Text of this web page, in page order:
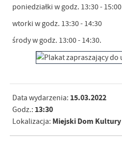
poniedziałki w godz. 13:30 - 15:00
wtorki w godz. 13:30 - 14:30
środy w godz. 13:00 - 14:30.
Data wydarzenia: 15.03.2022
Godz.: 13:30
Lokalizacja: Miejski Dom Kultury